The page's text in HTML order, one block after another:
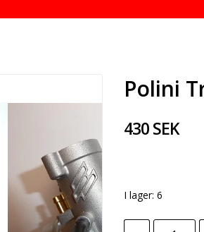
Polini
430 SEK
I lager: 6